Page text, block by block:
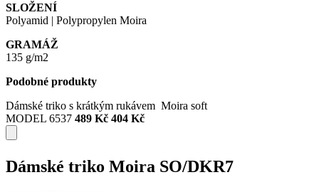
SLOŽENÍ
Polyamid | Polypropylen Moira
GRAMÁŽ
135 g/m2
Podobné produkty
Dámské triko s krátkým rukávem Moira soft
MODEL 6537 489 Kč 404 Kč
Dámské triko Moira SO/DKR7